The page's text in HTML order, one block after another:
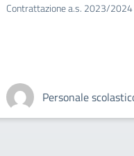
Contrattazione a.s. 2023/2024
Personale